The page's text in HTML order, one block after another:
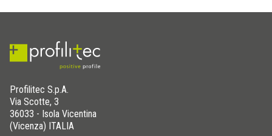
Profilitec S.p.A.
Via Scotte, 3
36033 - Isola Vicentina
(Vicenza) ITALIA